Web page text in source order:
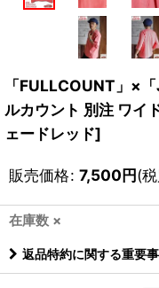
「FULLCOUNT」×
ルカウント 別注 ワイ
ェードレッド]
販売価格: 7,500円(
在庫数 ×
返品特約に関する重要